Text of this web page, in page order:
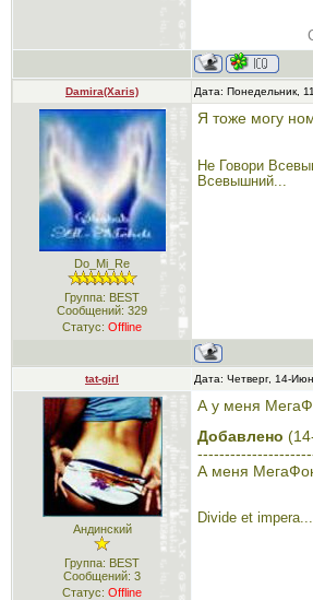
Damira(Xaris) Дата: Понедельник,
Do_Mi_Re
Группа: BEST
Сообщений: 329
Статус: Offline
Я тоже могу
Не Говори
Всевышний...
tat-girl Дата: Четверг, 14-
Андинский
Группа: BEST
Сообщений: 3
Статус: Offline
А у меня
Добавлено
А меня
Divide et impera...